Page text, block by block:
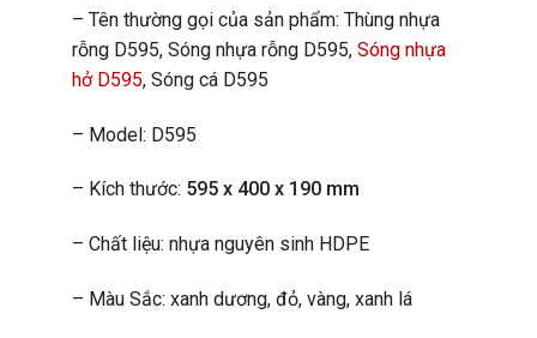
– Tên thường gọi của sản phẩm: Thùng nhựa
rỗng D595, Sóng nhựa rỗng D595, Sóng nhựa
hở D595, Sóng cá D595
– Model: D595
– Kích thước: 595 x 400 x 190 mm
– Chất liệu: nhựa nguyên sinh HDPE
– Màu Sắc: xanh dương, đỏ, vàng, xanh lá